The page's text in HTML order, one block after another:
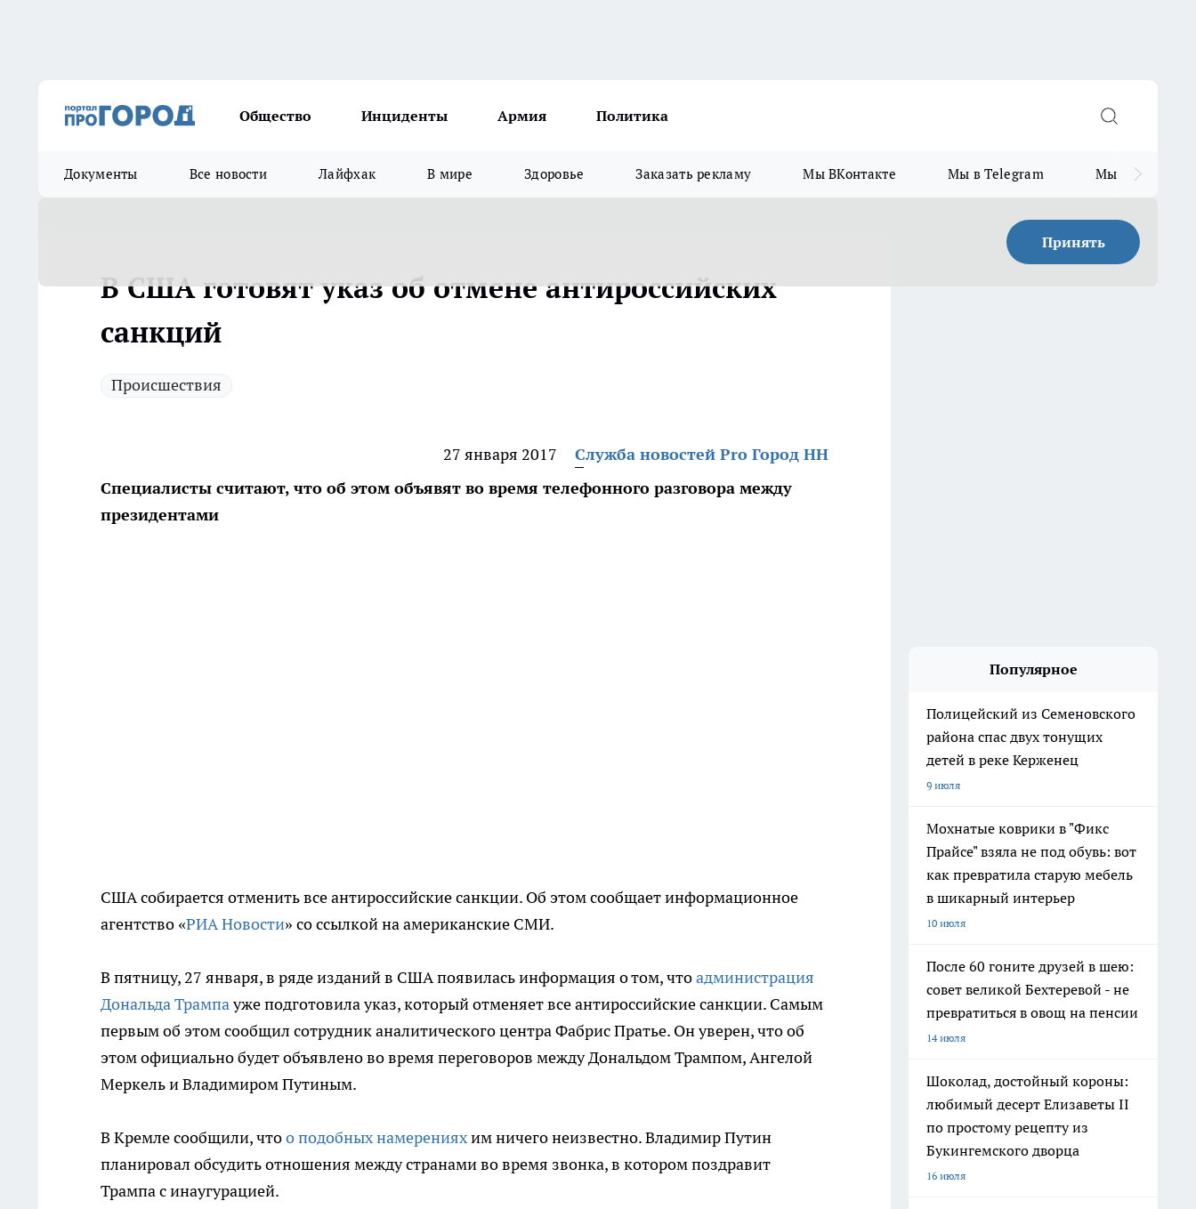
Общество Инциденты Армия Политика
Документы Все новости Лайфхак В мире Здоровье Заказать рекламу Мы ВКонтакте Мы в Telegram Мы в MAX
Принять
В США готовят указ об отмене антироссийских
санкций
Происшествия
27 января 2017
Служба новостей Pro Город НН
Специалисты считают, что об этом объявят во время телефонного разговора между
президентами
США собирается отменить все антироссийские санкции. Об этом сообщает информационное
агентство «РИА Новости» со ссылкой на американские СМИ.
В пятницу, 27 января, в ряде изданий в США появилась информация о том, чтоадминистрация
Дональда Трампауже подготовила указ, который отменяет все антироссийские санкции. Самым
первым об этом сообщил сотрудник аналитического центра Фабрис Пратье. Он уверен, что об
этом официально будет объявлено во время переговоров между Дональдом Трампом, Ангелой
Меркель и Владимиром Путиным.
В Кремле сообщили, чтоо подобных намеренияхим ничего неизвестно. Владимир Путин
планировал обсудить отношения между странами во время звонка, в котором поздравит
Трампа с инаугурацией.
Популярное
Полицейский из Семеновского
района спас двух тонущих
детей в реке Керженец
9 июля
Мохнатые коврики в "Фикс
Прайсе" взяла не под обувь: вот
как превратила старую мебель
в шикарный интерьер
10 июля
После 60 гоните друзей в шею:
совет великой Бехтеревой - не
превратиться в овощ на пенсии
14 июля
Шоколад, достойный короны:
любимый десерт Елизаветы II
по простому рецепту из
Букингемского дворца
16 июля